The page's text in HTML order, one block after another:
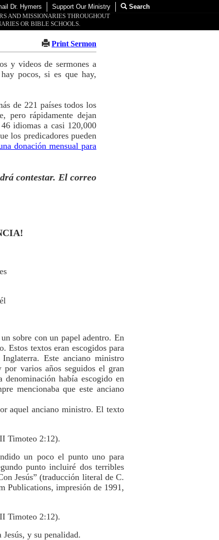
Dr. Hymers Support Our Ministry
Search
AND MISSIONARIES THROUGHOUT
OR BIBLE SCHOOLS.
Print Sermon
y videos de sermones a
pocos, si es que hay,
de 221 países todos los
pero rápidamente dejan
idiomas a casi 120,000
los predicadores pueden
donación mensual para
contestar. El correo
sobre con un papel adentro. En
Estos textos eran escogidos para
Este anciano ministro
varios años seguidos el gran
había escogido en
mencionaba que este anciano
aquel anciano ministro. El texto
Timoteo 2:12).
un poco el punto uno para
punto incluiré dos terribles
Jesús” (traducción literal de C.
Publications, impresión de 1991,
Timoteo 2:12).
y su penalidad.